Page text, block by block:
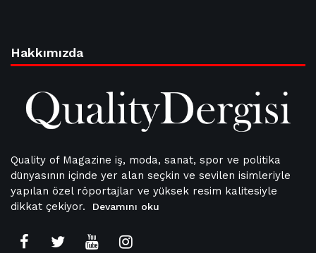
Hakkımızda
Quality of Magazine iş, moda, sanat, spor ve politika
dünyasının içinde yer alan seçkin ve sevilen isimleriyle
yapılan özel röportajlar ve yüksek resim kalitesiyle
dikkat çekiyor.
Devamını oku